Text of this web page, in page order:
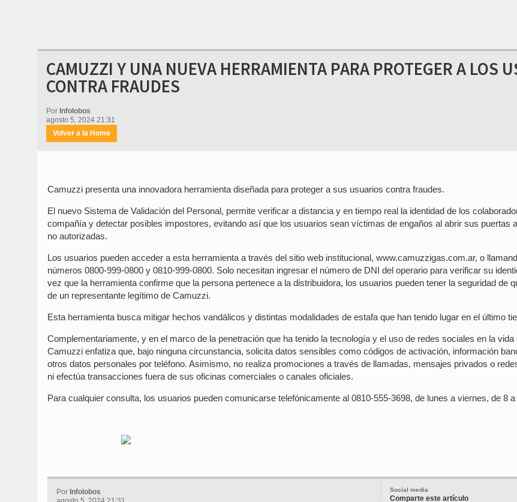
CAMUZZI Y UNA NUEVA HERRAMIENTA PARA PROTEGER A LOS
CONTRA FRAUDES
Por Infolobos
agosto 5, 2024 21:31
Volver a la Home
Camuzzi presenta una innovadora herramienta diseñada para proteger a sus usuarios contra fraudes.
El nuevo Sistema de Validación del Personal, permite verificar a distancia y en tiempo real la identidad de los
compañía y detectar posibles impostores, evitando así que los usuarios sean víctimas de engaños al abrir sus puertas
no autorizadas.
Los usuarios pueden acceder a esta herramienta a través del sitio web institucional, www.camuzzigas.com.ar, o
números 0800-999-0800 y 0810-999-0800. Solo necesitan ingresar el número de DNI del operario para verificar su
vez que la herramienta confirme que la persona pertenece a la distribuidora, los usuarios pueden tener la seguridad de
de un representante legítimo de Camuzzi.
Esta herramienta busca mitigar hechos vandálicos y distintas modalidades de estafa que han tenido lugar en el último
Complementariamente, y en el marco de la penetración que ha tenido la tecnología y el uso de redes sociales en la vida
Camuzzi enfatiza que, bajo ninguna circunstancia, solicita datos sensibles como códigos de activación, información
otros datos personales por teléfono. Asimismo, no realiza promociones a través de llamadas, mensajes privados o
ni efectúa transacciones fuera de sus oficinas comerciales o canales oficiales.
Para cualquier consulta, los usuarios pueden comunicarse telefónicamente al 0810-555-3698, de lunes a viernes, de 8 a
Social media
Comparte este artículo
Por Infolobos